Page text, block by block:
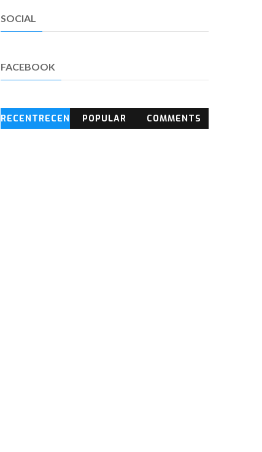
SOCIAL
FACEBOOK
RECENTRECEN
POPULAR COMMENTS